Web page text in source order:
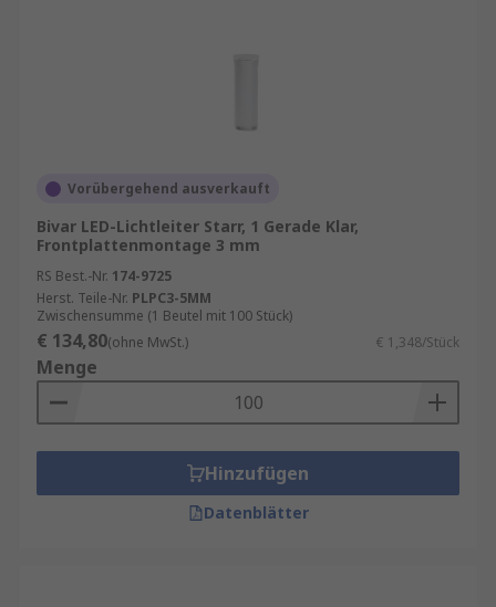
Vorübergehend ausverkauft
Bivar LED-Lichtleiter Starr, 1 Gerade Klar,
Frontplattenmontage 3 mm
RS Best.-Nr. 174-9725
Herst. Teile-Nr. PLPC3-5MM
Zwischensumme (1 Beutel mit 100 Stück)
€ 134,80(ohne MwSt.) € 1,348/Stück
Menge
Hinzufügen
Datenblätter